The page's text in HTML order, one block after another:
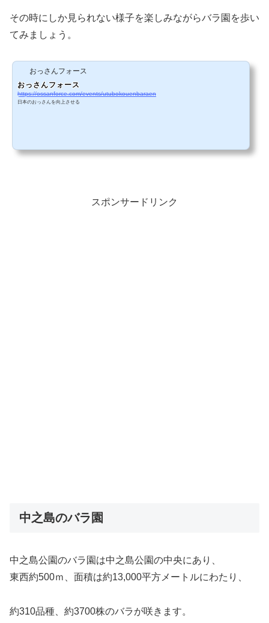
その時にしか見られない様子を楽しみながらバラ園を歩い
てみましょう。
おっさんフォース
おっさんフォース
https://ossanforce.com/events/utubokouenbaraen
日本のおっさんを向上させる
スポンサードリンク
中之島のバラ園
中之島公園のバラ園は中之島公園の中央にあり、
東西約500ｍ、面積は約13,000平方メートルにわたり、
約310品種、約3700株のバラが咲きます。